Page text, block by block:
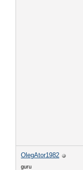
OlegAtor1982
guru